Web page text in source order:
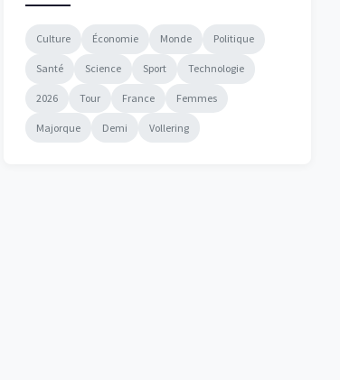
Culture Économie Monde Politique
Santé Science Sport Technologie
2026 Tour France Femmes
Majorque Demi Vollering